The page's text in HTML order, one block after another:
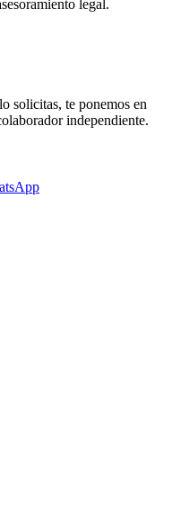
legal.
solicitas, te ponemos en
independiente.